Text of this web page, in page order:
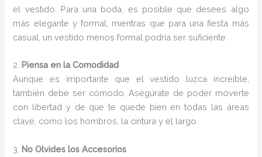
el vestido. Para una boda, es posible que desees algo
más elegante y formal, mientras que para una fiesta más
casual, un vestido menos formal podría ser suficiente.
2. Piensa en la Comodidad
Aunque es importante que el vestido luzca increíble,
también debe ser cómodo. Asegúrate de poder moverte
con libertad y de que te quede bien en todas las áreas
clave, como los hombros, la cintura y el largo.
3. No Olvides los Accesorios